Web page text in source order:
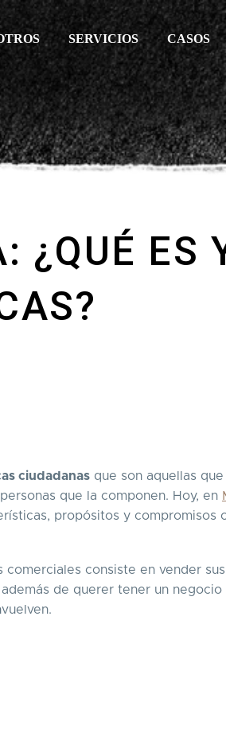
SERVICIOS CASOS
¿QUÉ ES
ciudadanas que son aquellas
que la componen. Hoy, en
propósitos y compromisos
consiste en vender
de querer tener un